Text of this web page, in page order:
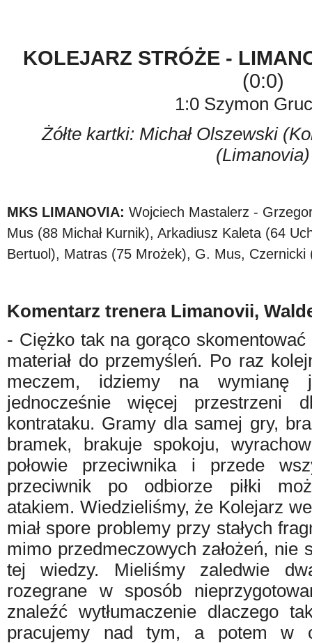
KOLEJARZ STRÓŻE -
(0:0)
1:0 Szymon
Żółte kartki: Michał Olszewski
(Limanovia)
MKS LIMANOVIA: Wojciech Mastalerz -
Mus (88 Michał Kurnik), Arkadiusz Kaleta (64
Bertuol), Matras (75 Mrożek), G. Mus, Czernicki
Komentarz trenera Limanovii,
- Ciężko tak na gorąco
materiał do przemyśleń. Po raz
meczem, idziemy na wymianę
jednocześnie więcej przestrzeni
kontrataku. Gramy dla samej gry,
bramek, brakuje spokoju,
połowie przeciwnika i przede
przeciwnik po odbiorze piłki
atakiem. Wiedzieliśmy, że Kolejarz
miał spore problemy przy stałych
mimo przedmeczowych założeń, nie
tej wiedzy. Mieliśmy zaledwie
rozegrane w sposób
znaleźć wytłumaczenie dlaczego
pracujemy nad tym, a potem w